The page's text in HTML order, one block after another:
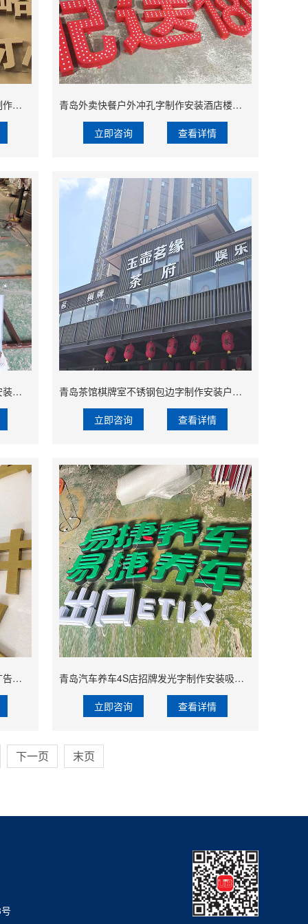
青岛亚克力焗漆字制作文化墙烤漆字制作安装 青岛外卖快餐户外冲孔字制作安装酒店楼顶招牌发光字安装
立即咨询 查看详情
青岛地产营销中心不锈钢包边字制作安装不锈钢发光字生产加工 青岛茶馆棋牌室不锈钢包边字制作安装户外发光字加工
立即咨询 查看详情
青岛精工拉丝不锈钢金属字烤漆铜字广告牌门头立体钛金字广告字 青岛汽车养车4S店招牌发光字制作安装吸塑发光字加工
立即咨询 查看详情
下一页 末页